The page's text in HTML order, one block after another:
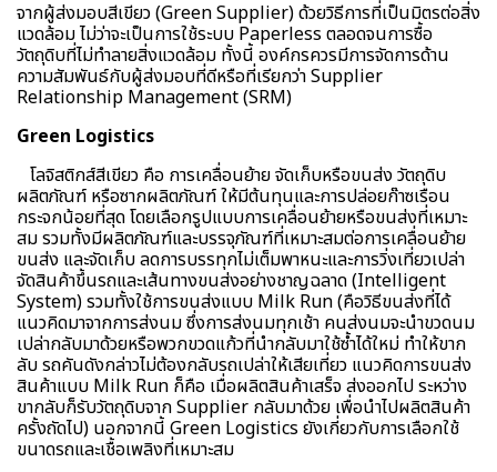
จากผู้ส่งมอบสีเขียว (Green Supplier) ด้วยวิธีการที่เป็นมิตรต่อสิ่ง
แวดล้อม ไม่ว่าจะเป็นการใช้ระบบ Paperless ตลอดจนการซื้อ
วัตถุดิบที่ไม่ทำลายสิ่งแวดล้อม ทั้งนี้ องค์กรควรมีการจัดการด้าน
ความสัมพันธ์กับผู้ส่งมอบที่ดีหรือที่เรียกว่า Supplier
Relationship Management (SRM)
Green Logistics
โลจิสติกส์สีเขียว คือ การเคลื่อนย้าย จัดเก็บหรือขนส่ง วัตถุดิบ
ผลิตภัณฑ์ หรือซากผลิตภัณฑ์ ให้มีต้นทุนและการปล่อยก๊าซเรือน
กระจกน้อยที่สุด โดยเลือกรูปแบบการเคลื่อนย้ายหรือขนส่งที่เหมาะ
สม รวมทั้งมีผลิตภัณฑ์และบรรจุภัณฑ์ที่เหมาะสมต่อการเคลื่อนย้าย
ขนส่ง และจัดเก็บ ลดการบรรทุกไม่เต็มพาหนะและการวิ่งเที่ยวเปล่า
จัดสินค้าขึ้นรถและเส้นทางขนส่งอย่างชาญฉลาด (Intelligent
System) รวมทั้งใช้การขนส่งแบบ Milk Run (คือวิธีขนส่งที่ได้
แนวคิดมาจากการส่งนม ซึ่งการส่งนมทุกเช้า คนส่งนมจะนำขวดนม
เปล่ากลับมาด้วยหรือพวกขวดแก้วที่นำกลับมาใช้ซ้ำได้ใหม่ ทำให้ขาก
ลับ รถคันดังกล่าวไม่ต้องกลับรถเปล่าให้เสียเที่ยว แนวคิดการขนส่ง
สินค้าแบบ Milk Run ก็คือ เมื่อผลิตสินค้าเสร็จ ส่งออกไป ระหว่าง
ขากลับก็รับวัตถุดิบจาก Supplier กลับมาด้วย เพื่อนำไปผลิตสินค้า
ครั้งถัดไป) นอกจากนี้ Green Logistics ยังเกี่ยวกับการเลือกใช้
ขนาดรถและเชื้อเพลิงที่เหมาะสม